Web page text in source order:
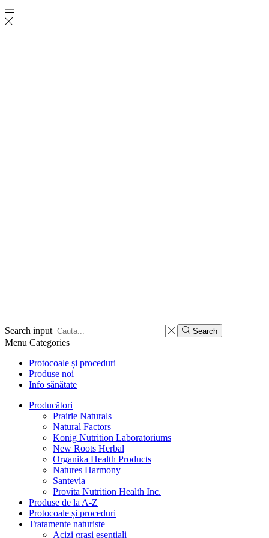
Search input Search
Menu Categories
Protocoale și proceduri
Produse noi
Info sănătate
Producători
Prairie Naturals
Natural Factors
Konig Nutrition Laboratoriums
New Roots Herbal
Organika Health Products
Natures Harmony
Santevia
Provita Nutrition Health Inc.
Produse de la A-Z
Protocoale și proceduri
Tratamente naturiste
Acizi grași esențiali